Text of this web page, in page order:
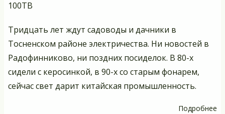
100ТВ
Тридцать лет ждут садоводы и дачники в
Тосненском районе электричества. Ни новостей в
Радофинниково, ни поздних посиделок. В 80-х
сидели с керосинкой, в 90-х со старым фонарем,
сейчас свет дарит китайская промышленность.
Подробнее